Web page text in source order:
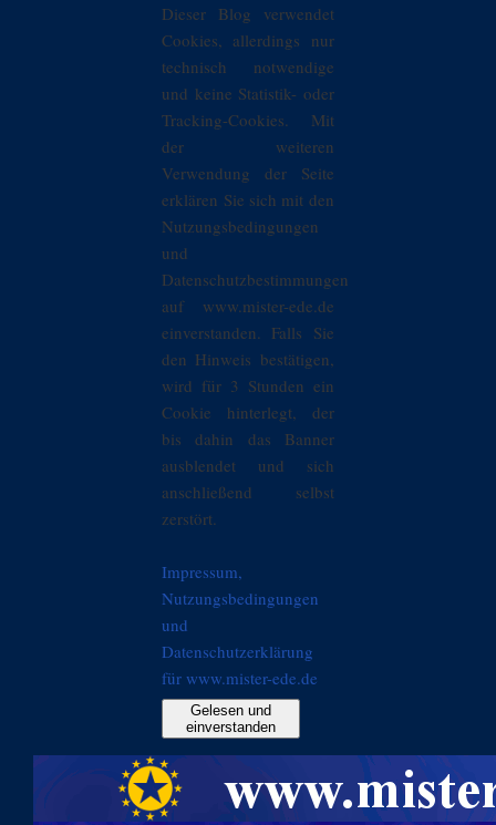
Dieser Blog verwendet
Cookies, allerdings nur
technisch notwendige
und keine Statistik- oder
Tracking-Cookies. Mit
der weiteren
Verwendung der Seite
erklären Sie sich mit den
Nutzungsbedingungen
und
Datenschutzbestimmungen
auf www.mister-ede.de
einverstanden. Falls Sie
den Hinweis bestätigen,
wird für 3 Stunden ein
Cookie hinterlegt, der
bis dahin das Banner
ausblendet und sich
anschließend selbst
zerstört.
Impressum,
Nutzungsbedingungen
und
Datenschutzerklärung
für www.mister-ede.de
Gelesen und
einverstanden